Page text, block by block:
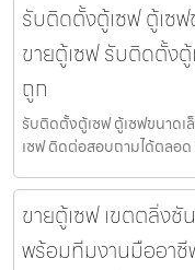
รับติดตั้งตู้เซฟ ตู้เซ
ขายตู้เซฟ รับติดตั้ง
ถูก
รับติดตั้งตู้เซฟ ตู้เซฟขนาด
เซฟ ติดต่อสอบถามได้ตลอด
ขายตู้เซฟ เขตตลิ่ง
พร้อมทีมงานมืออาชี